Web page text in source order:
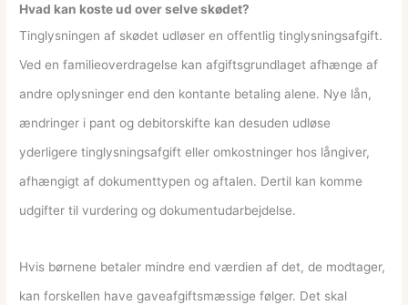
Hvad kan koste ud over selve skødet?
Tinglysningen af skødet udløser en offentlig tinglysningsafgift.
Ved en familieoverdragelse kan afgiftsgrundlaget afhænge af
andre oplysninger end den kontante betaling alene. Nye lån,
ændringer i pant og debitorskifte kan desuden udløse
yderligere tinglysningsafgift eller omkostninger hos långiver,
afhængigt af dokumenttypen og aftalen. Dertil kan komme
udgifter til vurdering og dokumentudarbejdelse.
Hvis børnene betaler mindre end værdien af det, de modtager,
kan forskellen have gaveafgiftsmæssige følger. Det skal